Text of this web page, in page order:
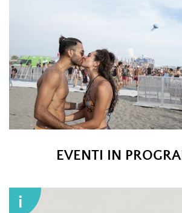
FABOZZI.JPG
BEACH
DSC_0251 JOVA BEACH
PARTY2_PH©TITTI FABOZZI.JPG
EVENTI IN
i